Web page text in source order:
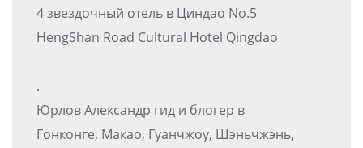
4 звездочный отель в Циндао No.5
HengShan Road Cultural Hotel Qingdao
.
Юрлов Александр гид и блогер в
Гонконге, Макао, Гуанчжоу, Шэньчжэнь,